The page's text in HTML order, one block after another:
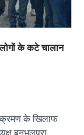
के कटे चालान
के खिलाफ